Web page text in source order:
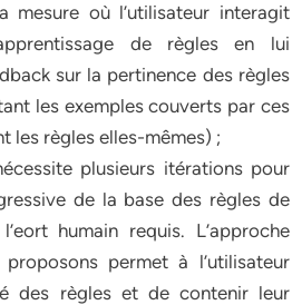
où l’utilisateur interagit
de règles en lui
sur la pertinence des règles
les exemples couverts par ces
les règles elles-mêmes) ;
plusieurs itérations pour
de la base des règles de
humain requis. L’approche
permet à l’utilisateur
des règles et de contenir leur